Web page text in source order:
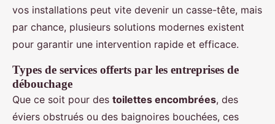
vos installations peut vite devenir un casse-tête, mais
par chance, plusieurs solutions modernes existent
pour garantir une intervention rapide et efficace.
Types de services offerts par les entreprises de
débouchage
Que ce soit pour des toilettes encombrées, des
éviers obstrués ou des baignoires bouchées, ces